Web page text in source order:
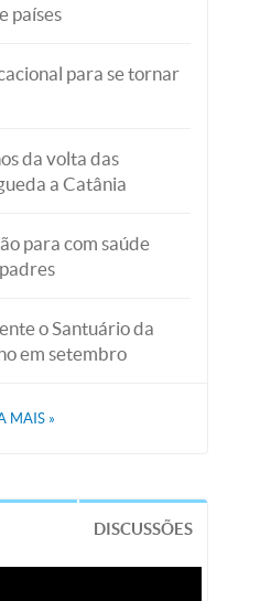
países
para se tornar
da volta das
a Catânia
para com saúde
o Santuário da
em setembro
MAIS »
DISCUSSÕES